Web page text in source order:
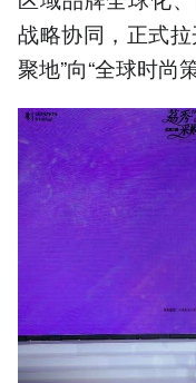
战略协同，正式
聚地”向“全球时尚